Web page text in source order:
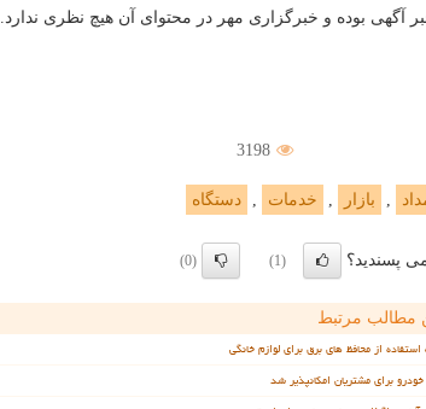
آگهی بوده و خبرگزاری مهر در محتوای آن هیچ نظری ندارد.
3198
بازار خدمات دستگاه
پسندید؟ (1)
(0)
مطالب مرتبط
از محافظ های برق برای لوازم خانگی
برای مشتریان امکانپذیر شد